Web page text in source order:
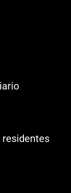
residentes